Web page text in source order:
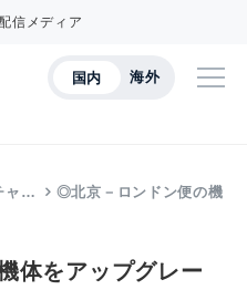
信メディア
国内 海外
ャ… ◎北京－ロンドン便の機
体をアップグレー